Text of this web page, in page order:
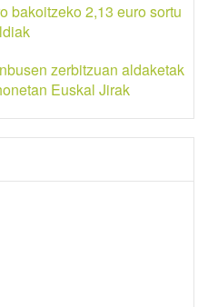
bakoitzeko 2,13 euro sortu
zerbitzuan aldaketak
Euskal Jirak